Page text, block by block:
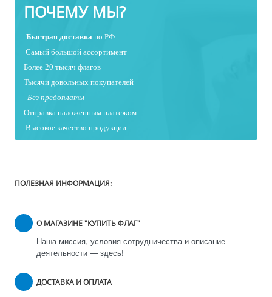
ПОЧЕМУ МЫ?
Быстрая доставка по РФ
Самый большой ассортимент
Более 20 тысяч флагов
Тысячи довольных покупателей
Без предоплаты
Отправка наложенным платежом
Высокое качество продукции
ПОЛЕЗНАЯ ИНФОРМАЦИЯ:
О МАГАЗИНЕ "КУПИТЬ ФЛАГ"
Наша миссия, условия сотрудничества и описание
деятельности — здесь!
ДОСТАВКА И ОПЛАТА